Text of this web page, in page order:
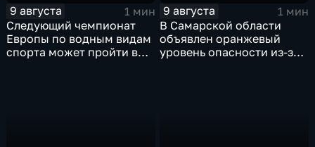
9 августа
1 мин
Следующий чемпионат
Европы по водным видам
спорта может пройти в
9 августа
1 мин
В Самарской области
объявлен оранжевый
уровень опасности из-за